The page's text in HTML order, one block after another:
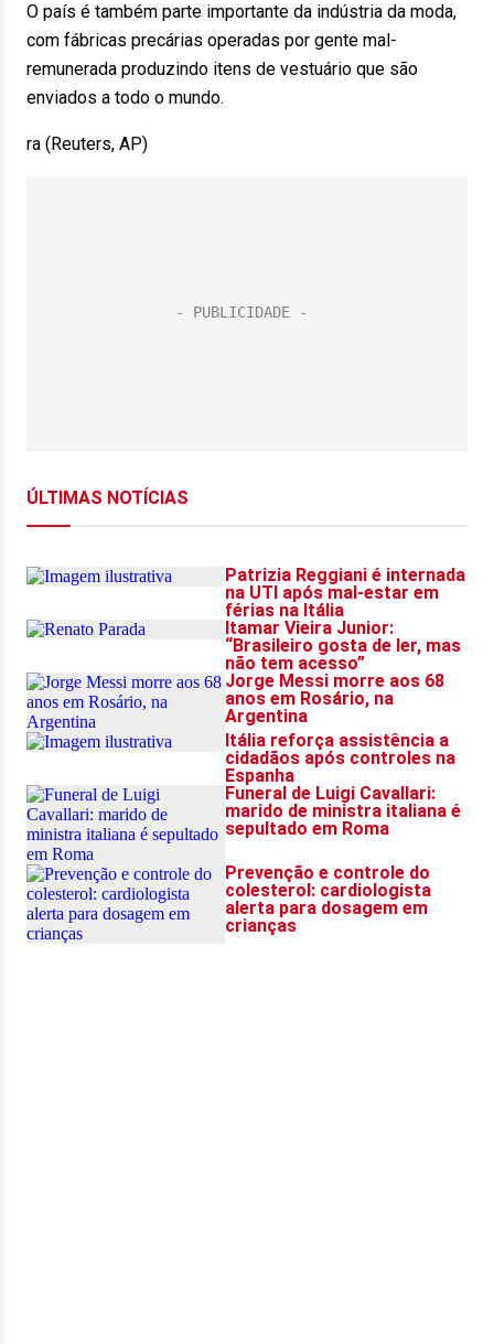
O país é também parte importante da indústria da moda,
com fábricas precárias operadas por gente mal-
remunerada produzindo itens de vestuário que são
enviados a todo o mundo.
ra (Reuters, AP)